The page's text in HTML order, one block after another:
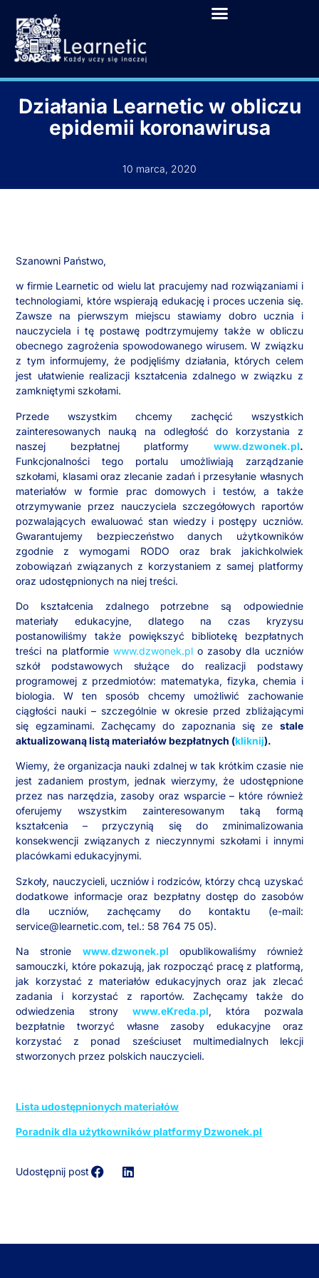
Działania Learnetic w obliczu
epidemii koronawirusa
10 marca, 2020
Szanowni Państwo,
w firmie Learnetic od wielu lat pracujemy nad rozwiązaniami i
technologiami, które wspierają edukację i proces uczenia się.
Zawsze na pierwszym miejscu stawiamy dobro ucznia i
nauczyciela i tę postawę podtrzymujemy także w obliczu
obecnego zagrożenia spowodowanego wirusem. W związku
z tym informujemy, że podjęliśmy działania, których celem
jest ułatwienie realizacji kształcenia zdalnego w związku z
zamkniętymi szkołami.
Przede wszystkim chcemy zachęcić wszystkich
zainteresowanych nauką na odległość do korzystania z
naszej bezpłatnej platformy www.dzwonek.pl.
Funkcjonalności tego portalu umożliwiają zarządzanie
szkołami, klasami oraz zlecanie zadań i przesyłanie własnych
materiałów w formie prac domowych i testów, a także
otrzymywanie przez nauczyciela szczegółowych raportów
pozwalających ewaluować stan wiedzy i postępy uczniów.
Gwarantujemy bezpieczeństwo danych użytkowników
zgodnie z wymogami RODO oraz brak jakichkolwiek
zobowiązań związanych z korzystaniem z samej platformy
oraz udostępnionych na niej treści.
Do kształcenia zdalnego potrzebne są odpowiednie
materiały edukacyjne, dlatego na czas kryzysu
postanowiliśmy także powiększyć bibliotekę bezpłatnych
treści na platformie www.dzwonek.plo zasoby dla uczniów
szkół podstawowych służące do realizacji podstawy
programowej z przedmiotów: matematyka, fizyka, chemia i
biologia. W ten sposób chcemy umożliwić zachowanie
ciągłości nauki – szczególnie w okresie przed zbliżającymi
się egzaminami. Zachęcamy do zapoznania się ze stale
aktualizowaną listą materiałów bezpłatnych (kliknij).
Wiemy, że organizacja nauki zdalnej w tak krótkim czasie nie
jest zadaniem prostym, jednak wierzymy, że udostępnione
przez nas narzędzia, zasoby oraz wsparcie – które również
oferujemy wszystkim zainteresowanym taką formą
kształcenia – przyczynią się do zminimalizowania
konsekwencji związanych z nieczynnymi szkołami i innymi
placówkami edukacyjnymi.
Szkoły, nauczycieli, uczniów i rodziców, którzy chcą uzyskać
dodatkowe informacje oraz bezpłatny dostęp do zasobów
dla uczniów, zachęcamy do kontaktu (e-mail:
service@learnetic.com, tel.: 58 764 75 05).
Na stronie www.dzwonek.pl opublikowaliśmy również
samouczki, które pokazują, jak rozpocząć pracę z platformą,
jak korzystać z materiałów edukacyjnych oraz jak zlecać
zadania i korzystać z raportów. Zachęcamy także do
odwiedzenia strony www.eKreda.pl, która pozwala
bezpłatnie tworzyć własne zasoby edukacyjne oraz
korzystać z ponad sześciuset multimedialnych lekcji
stworzonych przez polskich nauczycieli.
Lista udostępnionych materiałów
Poradnik dla użytkowników platformy Dzwonek.pl
Udostępnij post